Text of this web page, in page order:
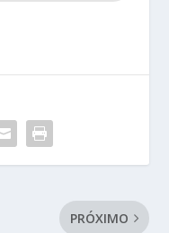
PRÓXIMO